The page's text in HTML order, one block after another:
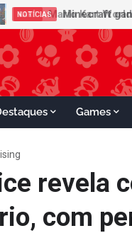
NOTÍCIAS Minecraft
Games
revela
com